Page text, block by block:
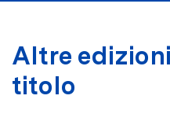
Altre
titolo